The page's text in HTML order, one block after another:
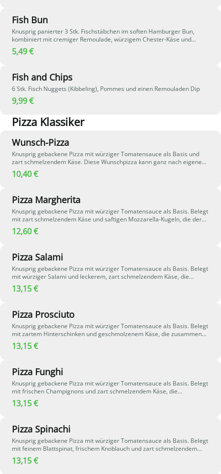
Fish Bun
Knusprig panierter 3 Stk. Fischstäbchen im soften Hamburger Bun,
kombiniert mit cremiger Remoulade, würzigem Chester-Käse und
frischen, saftigen Tomaten für eine angenehm frische Note.
5,49 €
Fish and Chips
6 Stk. Fisch Nuggets (Kibbeling), Pommes und einen Remouladen Dip
9,99 €
Pizza Klassiker
Wunsch-Pizza
Knusprig gebackene Pizza mit würziger Tomatensauce als Basis und
zart schmelzendem Käse. Diese Wunschpizza kann ganz nach eigenem
Geschmack individuell belegt werden – stelle dir deine Lieblingspizza
einfach selbst zusammen.
10,40 €
Pizza Margherita
Knusprig gebackene Pizza mit würziger Tomatensauce als Basis. Belegt
mit zart schmelzendem Käse und saftigen Mozzarella-Kugeln, die der
Pizza eine besonders cremige und milde Käsenote verleihen – perfekt
für alle Käseliebhaber.
12,60 €
Pizza Salami
Knusprig gebackene Pizza mit würziger Tomatensauce als Basis. Belegt
mit würziger Salami und leckerem, zart schmelzendem Käse, die
zusammen für einen klassischen und herzhaften Pizzageschmack
sorgen.
13,15 €
Pizza Prosciuto
Knusprig gebackene Pizza mit würziger Tomatensauce als Basis. Belegt
mit zartem Hinterschinken und geschmolzenem Käse, die zusammen
für einen klassischen, mild-würzigen Geschmack sorgen - einfach,
herzhaft und besonders lecker.
13,15 €
Pizza Funghi
Knusprig gebackene Pizza mit würziger Tomatensauce als Basis. Belegt
mit frischen Champignons und zart schmelzendem Käse, die
zusammen für einen aromatischen und herzhaften Geschmack sorgen.
13,15 €
Pizza Spinachi
Knusprig gebackene Pizza mit würziger Tomatensauce als Basis. Belegt
mit feinem Blattspinat, frischem Knoblauch und zart schmelzendem
Käse, die zusammen für eine aromatische und würzige Kombination
sorgen.
13,15 €